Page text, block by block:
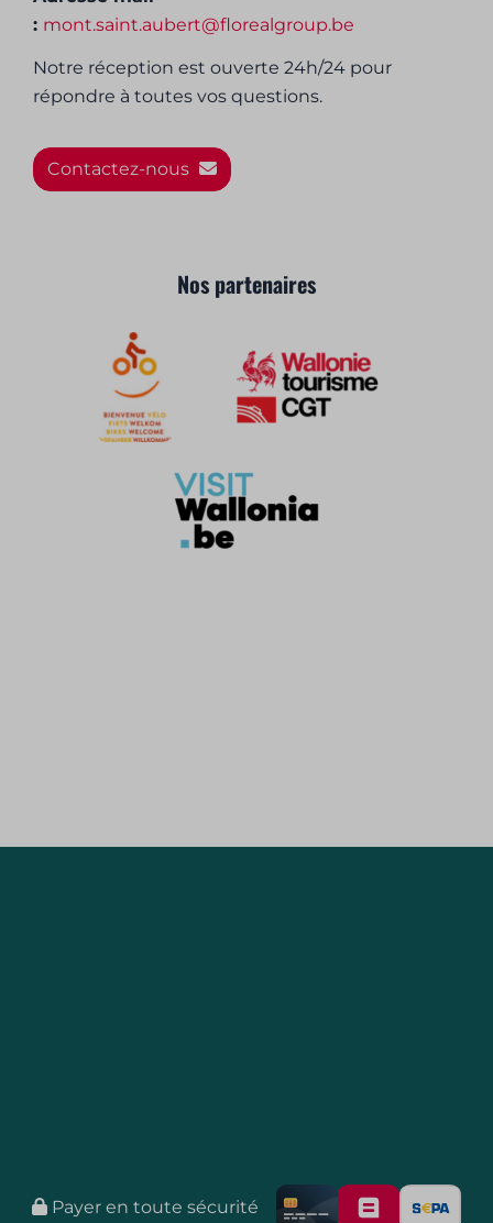
: mont.saint.aubert@florealgroup.be
Notre réception est ouverte 24h/24 pour
répondre à toutes vos questions.
Contactez-nous
Nos partenaires
Payer en toute sécurité